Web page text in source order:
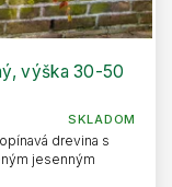
výška 30-50
SKLADOM
drevina s
jesenným